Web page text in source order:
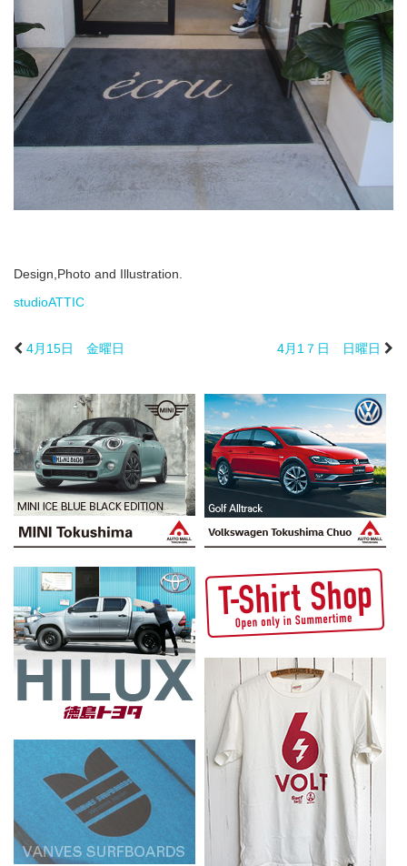
Design,Photo and Illustration.
studioATTIC
4月15日 金曜日 4月1７日 日曜日